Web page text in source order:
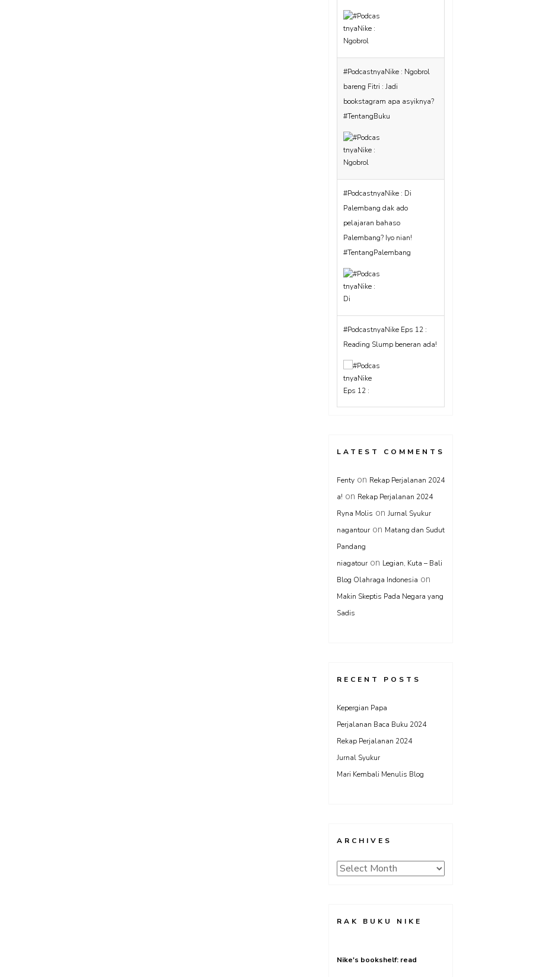
#PodcastnyaNike : Ngobrol
bareng Fitri : Jadi
bookstagram apa asyiknya?
#TentangBuku
#PodcastnyaNike : Di
Palembang dak ado
pelajaran bahaso
Palembang? Iyo nian!
#TentangPalembang
#PodcastnyaNike Eps 12 :
Reading Slump beneran ada!
LATEST COMMENTS
Fenty on Rekap Perjalanan 2024
a! on Rekap Perjalanan 2024
Ryna Molis on Jurnal Syukur
nagantour on Matang dan Sudut
Pandang
niagatour on Legian, Kuta – Bali
Blog Olahraga Indonesia on
Makin Skeptis Pada Negara yang
Sadis
RECENT POSTS
Kepergian Papa
Perjalanan Baca Buku 2024
Rekap Perjalanan 2024
Jurnal Syukur
Mari Kembali Menulis Blog
ARCHIVES
Archives
RAK BUKU NIKE
Nike's bookshelf: read